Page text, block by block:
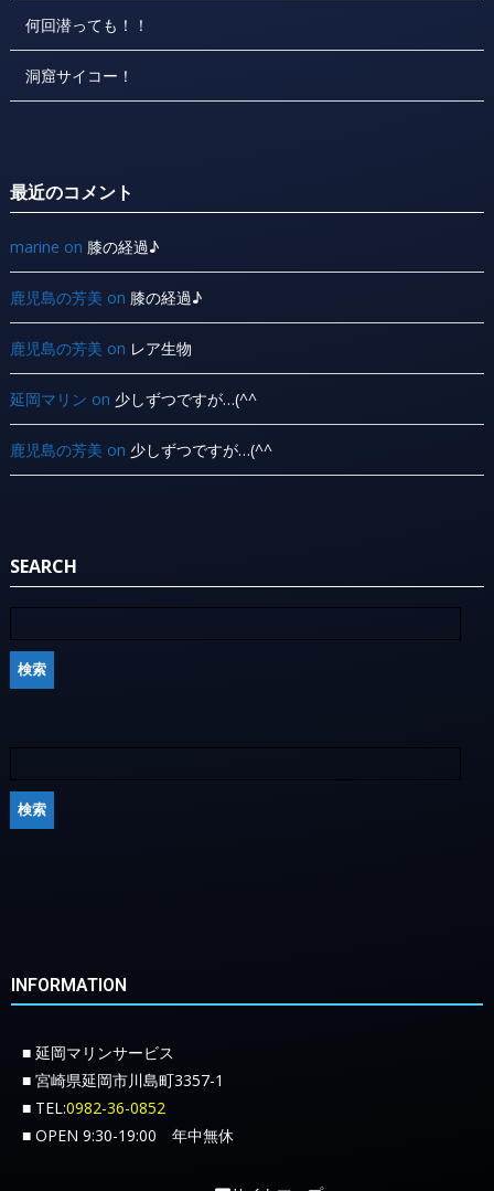
何回潜っても！！
洞窟サイコー！
最近のコメント
marine on 膝の経過♪
鹿児島の芳美 on 膝の経過♪
鹿児島の芳美 on レア生物
延岡マリン on 少しずつですが…(^^ ゞ
鹿児島の芳美 on 少しずつですが…(^^ ゞ
SEARCH
INFORMATION
■ 延岡マリンサービス
■ 宮崎県延岡市川島町3357-1
■ TEL:0982-36-0852
■ OPEN 9:30-19:00 年中無休